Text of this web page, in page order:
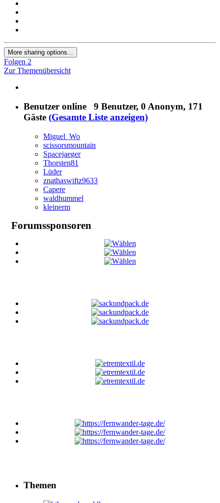
More sharing options...
Folgen 2
Zur Themenübersicht
Benutzer online 9 Benutzer, 0 Anonym, 171
Gäste (Gesamte Liste anzeigen)
Miguel_Wo
scissorsmountain
Spacejaeger
Thorsten81
Lüder
znathaswiftz9633
Capere
waldhummel
kleinerm
Forumssponsoren
Themen